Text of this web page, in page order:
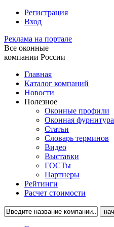
Регистрация
Вход
Реклама на портале
Все оконные
компании России
Главная
Каталог компаний
Новости
Полезное
Оконные профили
Оконная фурнитура
Статьи
Словарь терминов
Видео
Выставки
ГОСТы
Партнеры
Рейтинги
Расчет стоимости